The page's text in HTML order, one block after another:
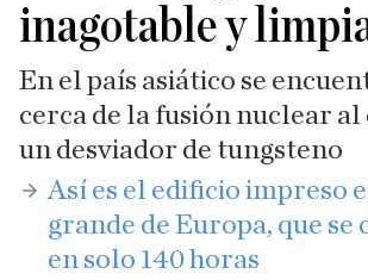
inagotable y
En el país asiático se
cerca de la fusión nuclear
un desviador de tungsteno
Así es el edificio impreso
grande de Europa, que se
en solo 140 horas